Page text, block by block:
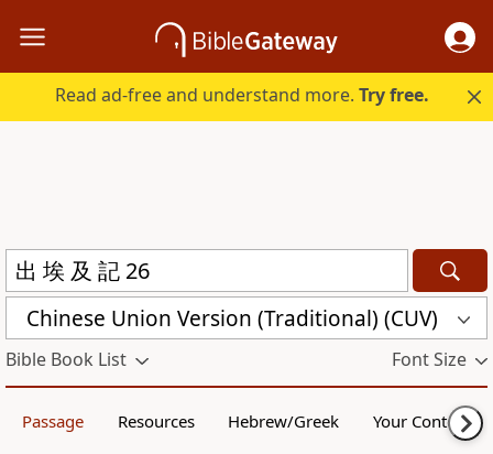
Read ad-free and understand more.Try free.
Chinese Union Version (Traditional) (CUV)
Bible Book List Font Size
Passage Resources Hebrew/Greek Your Content